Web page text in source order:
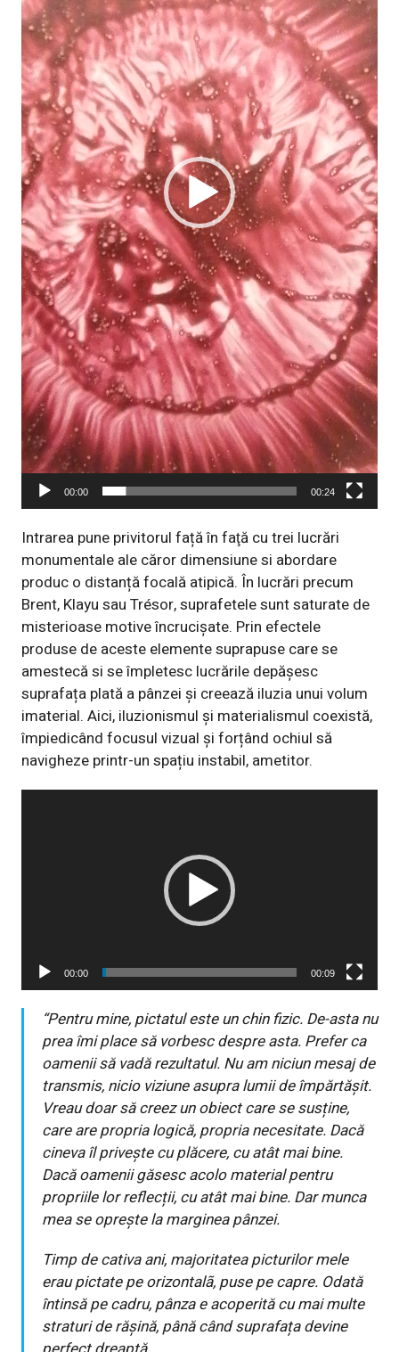
00:00 00:24
Intrarea pune privitorul față în faţă cu trei lucrări
monumentale ale căror dimensiune si abordare
produc o distanță focală atipică. În lucrări precum
Brent, Klayu sau Trésor, suprafetele sunt saturate de
misterioase motive încrucișate. Prin efectele
produse de aceste elemente suprapuse care se
amestecă si se împletesc lucrările depășesc
suprafața plată a pânzei și creează iluzia unui volum
imaterial. Aici, iluzionismul și materialismul coexistă,
împiedicând focusul vizual și forțând ochiul să
navigheze printr-un spațiu instabil, ametitor.
00:00 00:09
“Pentru mine, pictatul este un chin fizic. De-asta nu
prea îmi place să vorbesc despre asta. Prefer ca
oamenii să vadă rezultatul. Nu am niciun mesaj de
transmis, nicio viziune asupra lumii de împărtășit.
Vreau doar să creez un obiect care se susține,
care are propria logică, propria necesitate. Dacă
cineva îl privește cu plăcere, cu atât mai bine.
Dacă oamenii găsesc acolo material pentru
propriile lor reflecții, cu atât mai bine. Dar munca
mea se oprește la marginea pânzei.
Timp de cativa ani, majoritatea picturilor mele
erau pictate pe orizontalã, puse pe capre. Odată
întinsă pe cadru, pânza e acoperită cu mai multe
straturi de rășină, până când suprafața devine